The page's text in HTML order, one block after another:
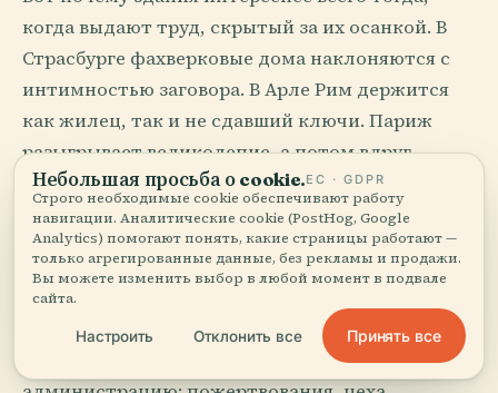
когда выдают труд, скрытый за их осанкой. В
Страсбурге фахверковые дома наклоняются с
интимностью заговора. В Арле Рим держится
как жилец, так и не сдавший ключи. Париж
разыгрывает великолепие, а потом вдруг
открывает сырой двор, служебную лестницу,
цинковую крышу — и понимаешь, что здесь
величие выживает, деля стены с обычной
жизнью.
Французские церкви особенно хитры. Они
Небольшая просьба о cookie.ЕС · GDPR
Строго необходимые cookie обеспечивают работу
навигации. Аналитические cookie (PostHog, Google
Analytics) помогают понять, какие страницы работают —
только агрегированные данные, без рекламы и продажи.
Вы можете изменить выбор в любой момент в подвале
сайта.
Настроить Отклонить все Принять все